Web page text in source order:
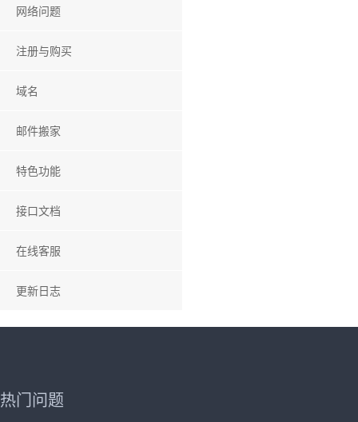
网络问题
注册与购买
域名
邮件搬家
特色功能
接口文档
在线客服
更新日志
热门问题